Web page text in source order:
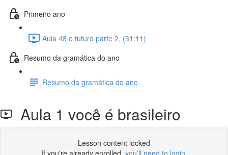
Primeiro ano
Aula 48 o futuro parte 2. (31:11)
Resumo da gramática do ano
Resumo da gramática do ano
Aula 1 você é brasileiro
Lesson content locked
If you're already enrolled, you'll need to login